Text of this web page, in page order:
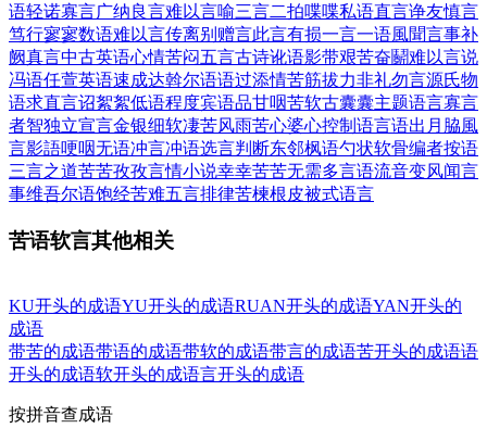
语轻诺寡言广纳良言难以言喻三言二拍喋喋私语直言诤友慎言
笃行寥寥数语难以言传离别赠言此言有损一言一语風聞言事补
阙真言中古英语心情苦闷五言古诗讹语影带艰苦奋鬬难以言说
冯语任萱英语速成达斡尔语语过添情苦筋拔力非礼勿言源氏物
语求直言诏絮絮低语程度宾语品甘咽苦软古囊囊主题语言寡言
者智独立宣言金银细软凄苦风雨苦心婆心控制语言语出月脇風
言影語哽咽无语冲言冲语选言判断东邻枫语勺状软骨编者按语
三言之道苦苦孜孜言情小说幸幸苦苦无需多言语流音变风闻言
事维吾尔语饱经苦难五言排律苦楝根皮被式语言
苦语软言其他相关
KU开头的成语YU开头的成语RUAN开头的成语YAN开头的
成语
带苦的成语带语的成语带软的成语带言的成语苦开头的成语语
开头的成语软开头的成语言开头的成语
按拼音查成语